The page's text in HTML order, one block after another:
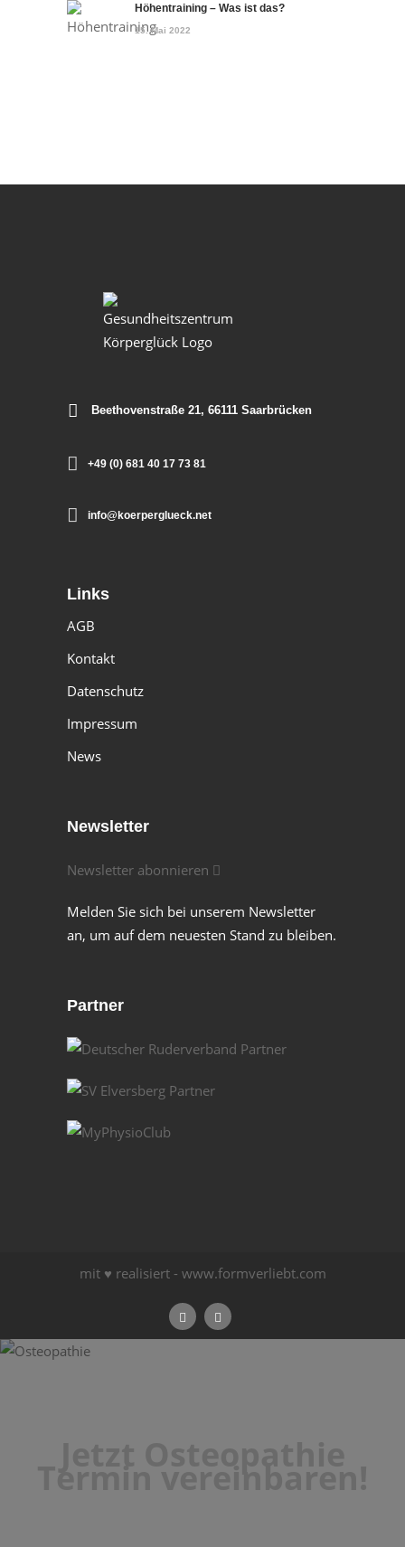
Höhentraining – Was ist das?
15. Mai 2022
Beethovenstraße 21, 66111 Saarbrücken
+49 (0) 681 40 17 73 81
info@koerperglueck.net
Links
AGB
Kontakt
Datenschutz
Impressum
News
Newsletter
Newsletter abonnieren
Melden Sie sich bei unserem Newsletter
an, um auf dem neuesten Stand zu bleiben.
Partner
mit ♥ realisiert - www.formverliebt.com